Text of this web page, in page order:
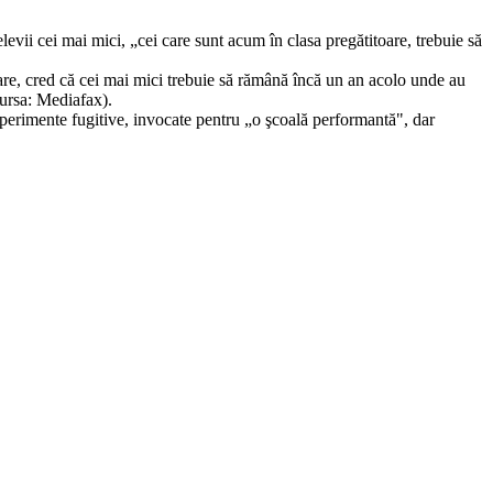
cei mai mici, „cei care sunt acum în clasa pregătitoare, trebuie să
cred că cei mai mici trebuie să rămână încă un an acolo unde au
Mediafax).
fugitive, invocate pentru „o şcoală performantă", dar